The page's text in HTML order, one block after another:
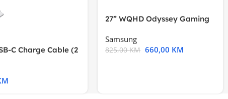
C Charge Cable (2
27” WQHD Odyssey Gaming
Samsung
825,00KM 660,00 KM